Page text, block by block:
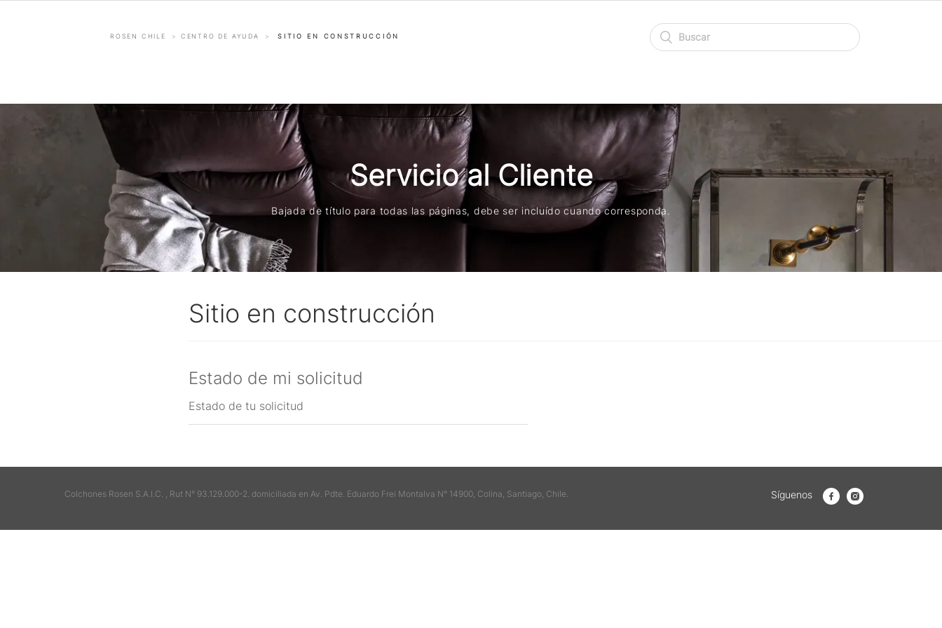
ROSEN CHILE CENTRO DE AYUDA SITIO EN CONSTRUCCIÓN
Servicio al Cliente
Bajada de título para todas las páginas, debe ser incluído cuando corresponda.
Sitio en construcción
Estado de mi solicitud
Estado de tu solicitud
Colchones Rosen S.A.I.C. , Rut N° 93.129.000-2. domiciliada en Av. Pdte. Eduardo Frei Montalva N° 14900, Colina, Santiago, Chile. Síguenos